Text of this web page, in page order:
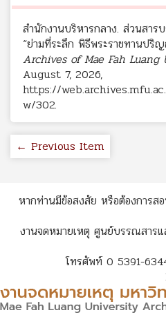
สำนักงานบริหารกลาง. ส่วนสาร
“ย่ามที่ระลึก พิธีพระราชทานป
Archives of Mae Fah Luang
August 7, 2026,
https://
w/302.
← Previous Item
หากท่านมีข้อสงสัย หรือต้องการส
งานจดหมายเหตุ ศูนย์บรรณสาร
โทรศัพท์ 0 5391-